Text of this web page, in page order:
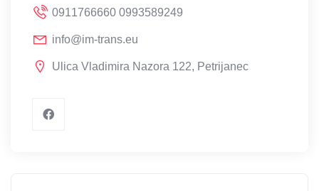
0911766660 0993589249
info@im-trans.eu
Ulica Vladimira Nazora 122, Petrijanec